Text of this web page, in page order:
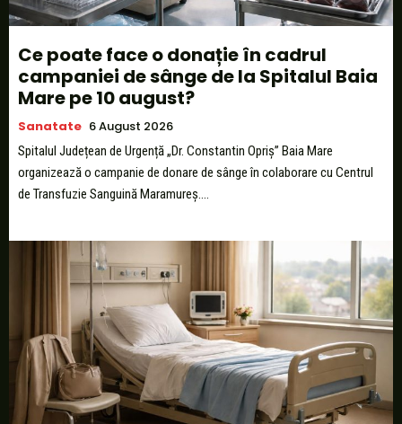
Ce poate face o donație în cadrul
campaniei de sânge de la Spitalul Baia
Mare pe 10 august?
Sanatate 6 August 2026
Spitalul Județean de Urgență „Dr. Constantin Opriș” Baia Mare
organizează o campanie de donare de sânge în colaborare cu Centrul
de Transfuzie Sanguină Maramureș....